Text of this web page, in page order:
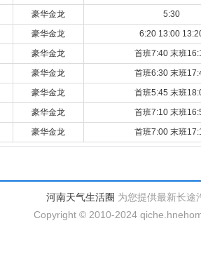
豪华金龙 5:30
豪华金龙 6:20 13:00
豪华金龙 首班7:40 末班
豪华金龙 首班6:30 末班
豪华金龙 首班5:45 末班
豪华金龙 首班7:10 末班
豪华金龙 首班7:00 末班
河南天气生活圈 为您提供最新长途
Copyright © 2010-2024